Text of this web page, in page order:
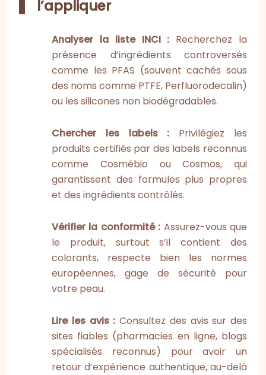
l’appliquer
Analyser la liste INCI : Recherchez la
présence d’ingrédients controversés
comme les PFAS (souvent cachés sous
des noms comme PTFE, Perfluorodecalin)
ou les silicones non biodégradables.
Chercher les labels : Privilégiez les
produits certifiés par des labels reconnus
comme Cosmébio ou Cosmos, qui
garantissent des formules plus propres
et des ingrédients contrôlés.
Vérifier la conformité : Assurez-vous que
le produit, surtout s’il contient des
colorants, respecte bien les normes
européennes, gage de sécurité pour
votre peau.
Lire les avis : Consultez des avis sur des
sites fiables (pharmacies en ligne, blogs
spécialisés reconnus) pour avoir un
retour d’expérience authentique, au-delà